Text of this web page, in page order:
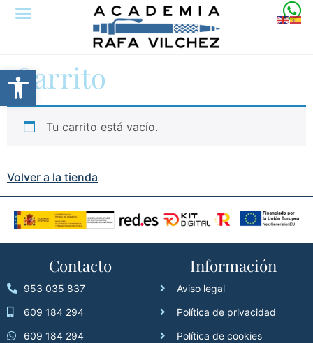
Abrir barra de herramientas
Carrito
Tu carrito está vacío.
Volver a la tienda
Contacto
953 035 837
609 184 294
609 184 294
Información
Aviso legal
Política de privacidad
Política de cookies